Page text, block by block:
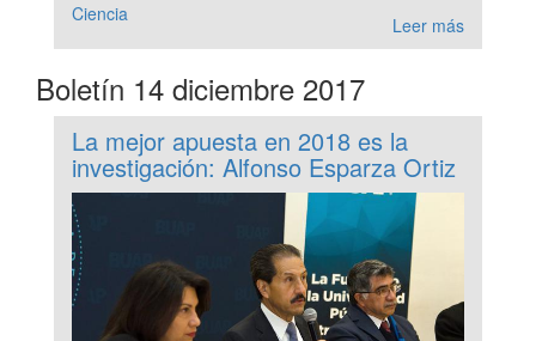
Ciencia Leer más
Boletín 14 diciembre 2017
La mejor apuesta en 2018 es la
investigación: Alfonso Esparza Ortiz